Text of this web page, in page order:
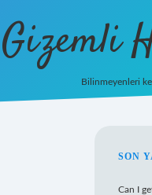
Gizemli
Bilinmeyenleri
SON
Can I